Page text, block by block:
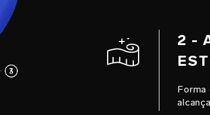
2 -
Forma